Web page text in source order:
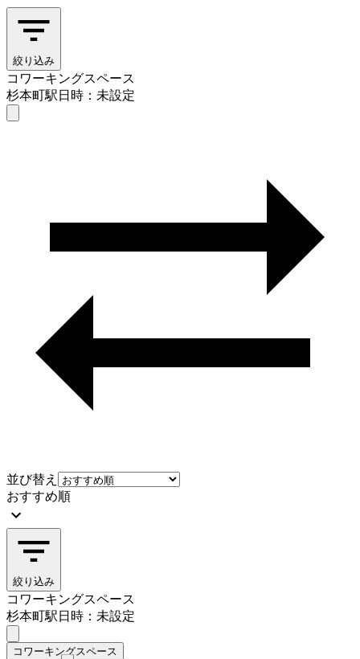
絞り込み
コワーキングスペース
杉本町駅日時：未設定
並び替え
おすすめ順
絞り込み
コワーキングスペース
杉本町駅日時：未設定
コワーキングスペース